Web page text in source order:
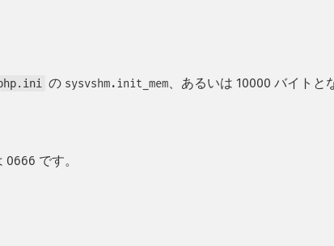
の sysvshm.init_mem、あるいは 10000 バイトと
です。